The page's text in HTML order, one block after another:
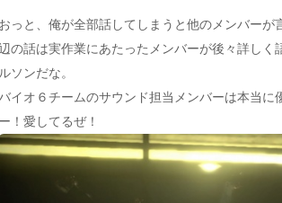
っと、俺が全部話してしまうと他のメンバー
の話は実作業にあたったメンバーが後々詳しく
ソンだな。
イオ６チームのサウンド担当メンバーは本当
！愛してるぜ！